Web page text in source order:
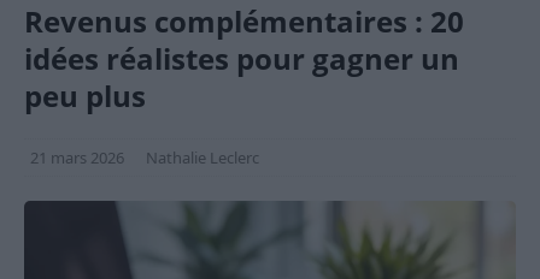
Revenus complémentaires : 20
idées réalistes pour gagner un
peu plus
21 mars 2026 Nathalie Leclerc